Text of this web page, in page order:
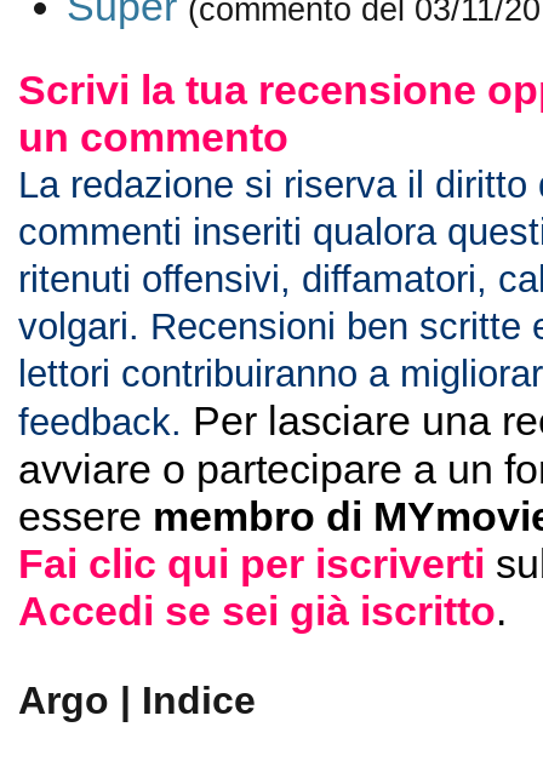
(commento del 03/11/
Scrivi la tua recensione
un commento
La redazione si riserva il diritto
commenti inseriti qualora
ritenuti offensivi, diffamatori,
volgari. Recensioni ben scritte
lettori contribuiranno a
feedback. Per lasciare una
avviare o partecipare a un
essere membro di
Fai clic qui per iscriverti
Accedi se sei già iscritto.
Argo | Indice